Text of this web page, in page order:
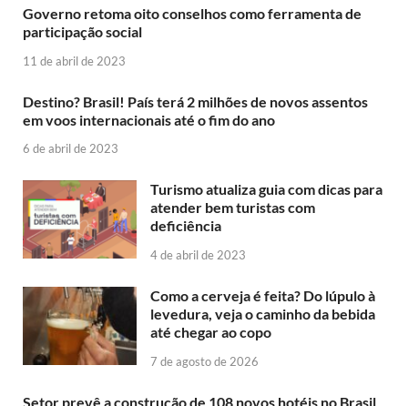
Governo retoma oito conselhos como ferramenta de
participação social
11 de abril de 2023
Destino? Brasil! País terá 2 milhões de novos assentos
em voos internacionais até o fim do ano
6 de abril de 2023
Turismo atualiza guia com dicas para
atender bem turistas com
deficiência
4 de abril de 2023
Como a cerveja é feita? Do lúpulo à
levedura, veja o caminho da bebida
até chegar ao copo
7 de agosto de 2026
Setor prevê a construção de 108 novos hotéis no Brasil